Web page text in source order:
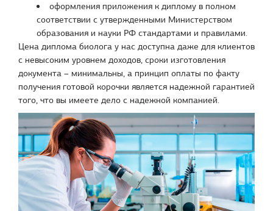
оформления приложения к диплому в полном
соответствии с утвержденными Министерством
образования и науки РФ стандартами и правилами.
Цена диплома биолога у нас доступна даже для клиентов
с невысоким уровнем доходов, сроки изготовления
документа – минимальны, а принцип оплаты по факту
получения готовой корочки является надежной гарантией
того, что вы имеете дело с надежной компанией.